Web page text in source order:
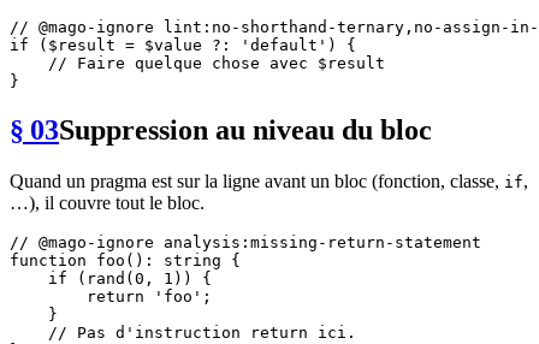
// @mago-ignore lint:no-shorthand-ternary,no-assign-
if ( $result = $value ?: 'default' ) {
// Faire quelque chose avec $result
§ 03Suppression au niveau du bloc
Quand un pragma est sur la ligne avant un bloc (fonction, classe, if,
…), il couvre tout le bloc.
// @mago-ignore analysis:missing-return-statement
function
foo ( ): string
{
if ( rand ( 0 , 1 )) {
return
'foo' ;
    }
// Pas d'instruction return ici.